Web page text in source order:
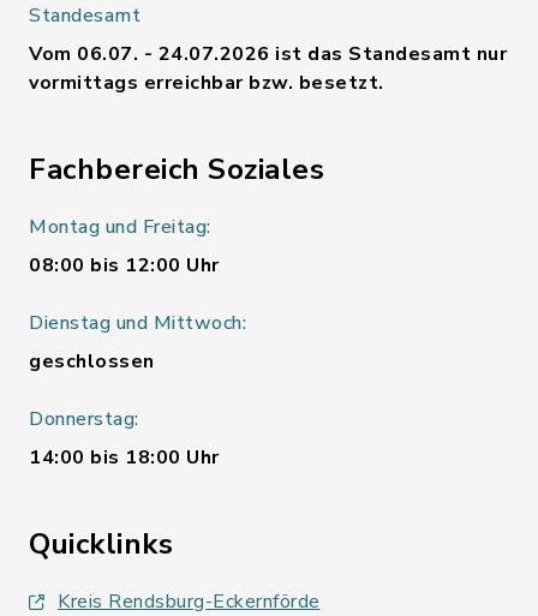
Standesamt
Vom 06.07. - 24.07.2026 ist das Standesamt nur
vormittags erreichbar bzw. besetzt.
Fachbereich Soziales
Montag und Freitag:
08:00 bis 12:00 Uhr
Dienstag und Mittwoch:
geschlossen
Donnerstag:
14:00 bis 18:00 Uhr
Quicklinks
Kreis Rendsburg-Eckernförde